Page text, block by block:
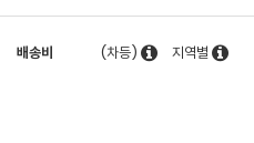
배송비 (차등) 지역별